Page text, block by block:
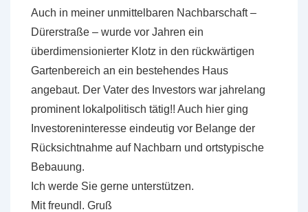
Auch in meiner unmittelbaren Nachbarschaft –
Dürerstraße – wurde vor Jahren ein
überdimensionierter Klotz in den rückwärtigen
Gartenbereich an ein bestehendes Haus
angebaut. Der Vater des Investors war jahrelang
prominent lokalpolitisch tätig!! Auch hier ging
Investoreninteresse eindeutig vor Belange der
Rücksichtnahme auf Nachbarn und ortstypische
Bebauung.
Ich werde Sie gerne unterstützen.
Mit freundl. Gruß